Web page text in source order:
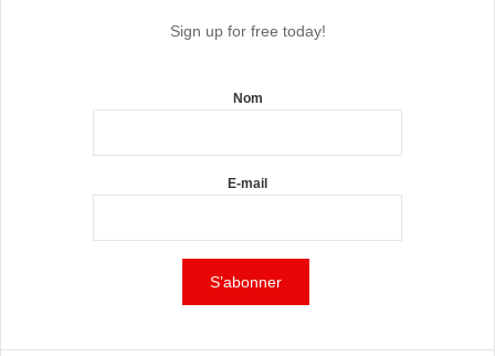
Sign up for free today!
Nom
E-mail